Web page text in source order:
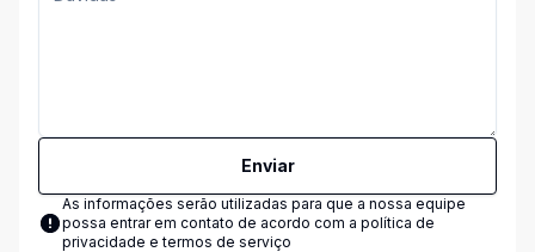
Enviar
As informações serão utilizadas para que a nossa equipe
possa entrar em contato de acordo com a política de
privacidade e termos de serviço